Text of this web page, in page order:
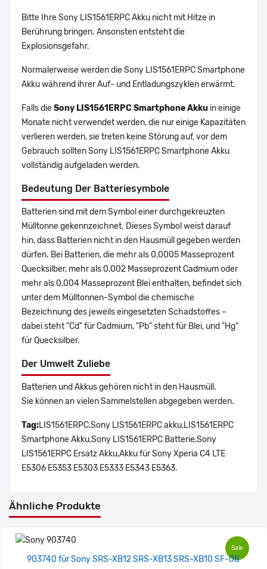
Bitte Ihre Sony LIS1561ERPC Akku nicht mit Hitze in
Berührung bringen. Ansonsten entsteht die
Explosionsgefahr.
Normalerweise werden die Sony LIS1561ERPC Smartphone
Akku während ihrer Auf- und Entladungszyklen erwärmt.
Falls dieSony LIS1561ERPC Smartphone Akku in einige
Monate nicht verwendet werden, die nur einige Kapazitäten
verlieren werden, sie treten keine Störung auf, vor dem
Gebrauch sollten Sony LIS1561ERPC Smartphone Akku
vollständig aufgeladen werden.
Bedeutung Der Batteriesymbole
Batterien sind mit dem Symbol einer durchgekreuzten
Mülltonne gekennzeichnet. Dieses Symbol weist darauf
hin, dass Batterien nicht in den Hausmüll gegeben werden
dürfen. Bei Batterien, die mehr als 0,0005 Masseprozent
Quecksilber, mehr als 0,002 Masseprozent Cadmium oder
mehr als 0,004 Masseprozent Blei enthalten, befindet sich
unter dem Mülltonnen-Symbol die chemische
Bezeichnung des jeweils eingesetzten Schadstoffes –
dabei steht "Cd" für Cadmium, "Pb" steht für Blei, und "Hg"
für Quecksilber.
Der Umwelt Zuliebe
Batterien und Akkus gehören nicht in den Hausmüll.
Sie können an vielen Sammelstellen abgegeben werden.
Tag:LIS1561ERPC,Sony LIS1561ERPC akku,LIS1561ERPC
Smartphone Akku,Sony LIS1561ERPC Batterie,Sony
LIS1561ERPC Ersatz Akku,Akku für Sony Xperia C4 LTE
E5306 E5353 E5303 E5333 E5343 E5363.
Ähnliche Produkte
Sale
903740 für Sony SRS-XB12 SRS-XB13 SRS-XB10 SF-08